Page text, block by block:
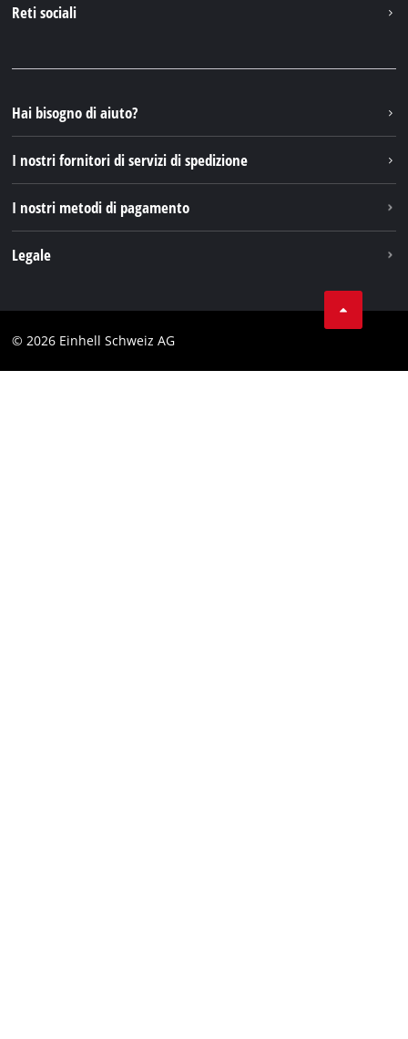
Einhell Germany AG
Reti sociali
Instagram
TikTok
Pinterest
Hai bisogno di aiuto?
I nostri fornitori di servizi di spedizione
I nostri metodi di pagamento
Legale
Testata
© 2026 Einhell Schweiz AG